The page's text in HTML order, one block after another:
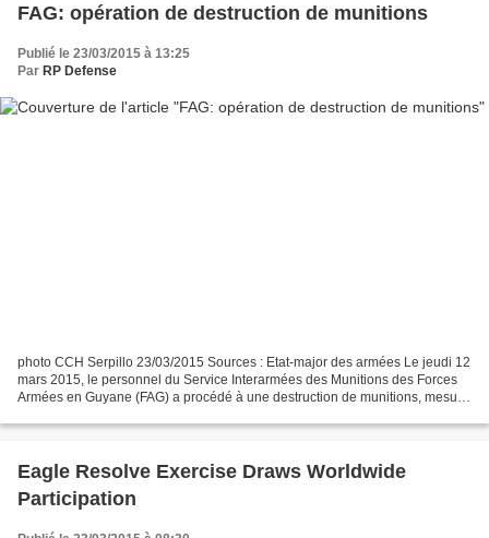
FAG: opération de destruction de munitions
Publié le 23/03/2015 à 13:25
Par RP Defense
photo CCH Serpillo 23/03/2015 Sources : Etat-major des armées Le jeudi 12
mars 2015, le personnel du Service Interarmées des Munitions des Forces
Armées en Guyane (FAG) a procédé à une destruction de munitions, mesure
Eagle Resolve Exercise Draws Worldwide
Participation